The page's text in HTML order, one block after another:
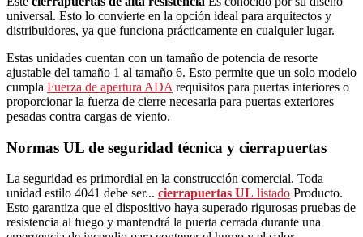
universal. Esto lo convierte en la opción ideal para arquitectos y
distribuidores, ya que funciona prácticamente en cualquier lugar.
Estas unidades cuentan con un tamaño de potencia de resorte
ajustable del tamaño 1 al tamaño 6. Esto permite que un solo modelo
cumpla Fuerza de apertura ADA requisitos para puertas interiores o
proporcionar la fuerza de cierre necesaria para puertas exteriores
pesadas contra cargas de viento.
Normas UL de seguridad técnica y cierrapuertas
La seguridad es primordial en la construcción comercial. Toda
unidad estilo 4041 debe ser... cierrapuertas UL listado Producto.
Esto garantiza que el dispositivo haya superado rigurosas pruebas de
resistencia al fuego y mantendrá la puerta cerrada durante una